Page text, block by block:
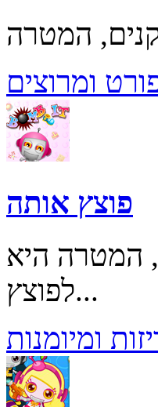
ומרוצים
פוצץ אותה
המטרה היא
לפוצץ...
ומיומנות